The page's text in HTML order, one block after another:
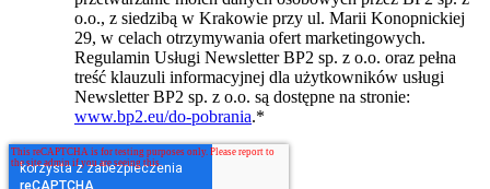
o.o., z siedzibą w Krakowie przy ul. Marii Konopnickiej
29, w celach otrzymywania ofert marketingowych.
Regulamin Usługi Newsletter BP2 sp. z o.o. oraz pełna
treść klauzuli informacyjnej dla użytkowników usługi
Newsletter BP2 sp. z o.o. są dostępne na stronie:
www.bp2.eu/do-pobrania.*